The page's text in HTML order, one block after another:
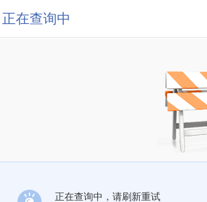
正在查询中
正在查询中，请刷新重试